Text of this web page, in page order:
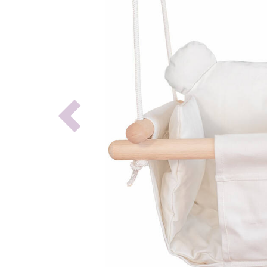
Previous